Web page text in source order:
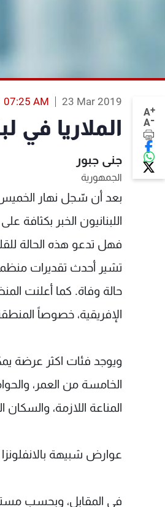
A+
A-
23 Mar 2019
07:25 AM
الملاريا
جنى جبور
الجمهورية
بعد أن سّجل نهار الخميس
اللبنانيون الخبر بكثافة
فهل تدعو هذه الحالة
الإفريقية، خصوصاً
ويوجد فئات اكثر عرضة
الخامسة من العمر،
المناعة اللازمة،
عوارض شبيهة بالانفلونزا
في المقابل، وبحسب